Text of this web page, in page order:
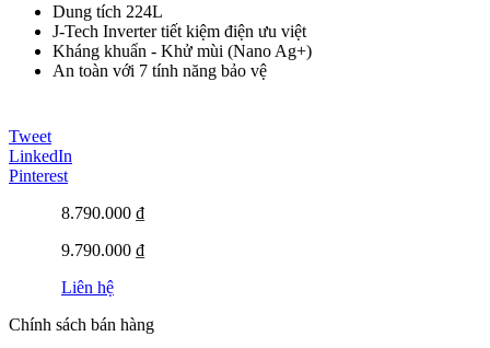
Dung tích 224L
J-Tech Inverter tiết kiệm điện ưu việt
Kháng khuẩn - Khử mùi (Nano Ag+)
An toàn với 7 tính năng bảo vệ
Tweet
LinkedIn
Pinterest
8.790.000 ₫
9.790.000 ₫
Liên hệ
Chính sách bán hàng